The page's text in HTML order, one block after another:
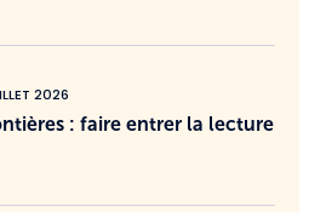
2026
: faire entrer la lecture